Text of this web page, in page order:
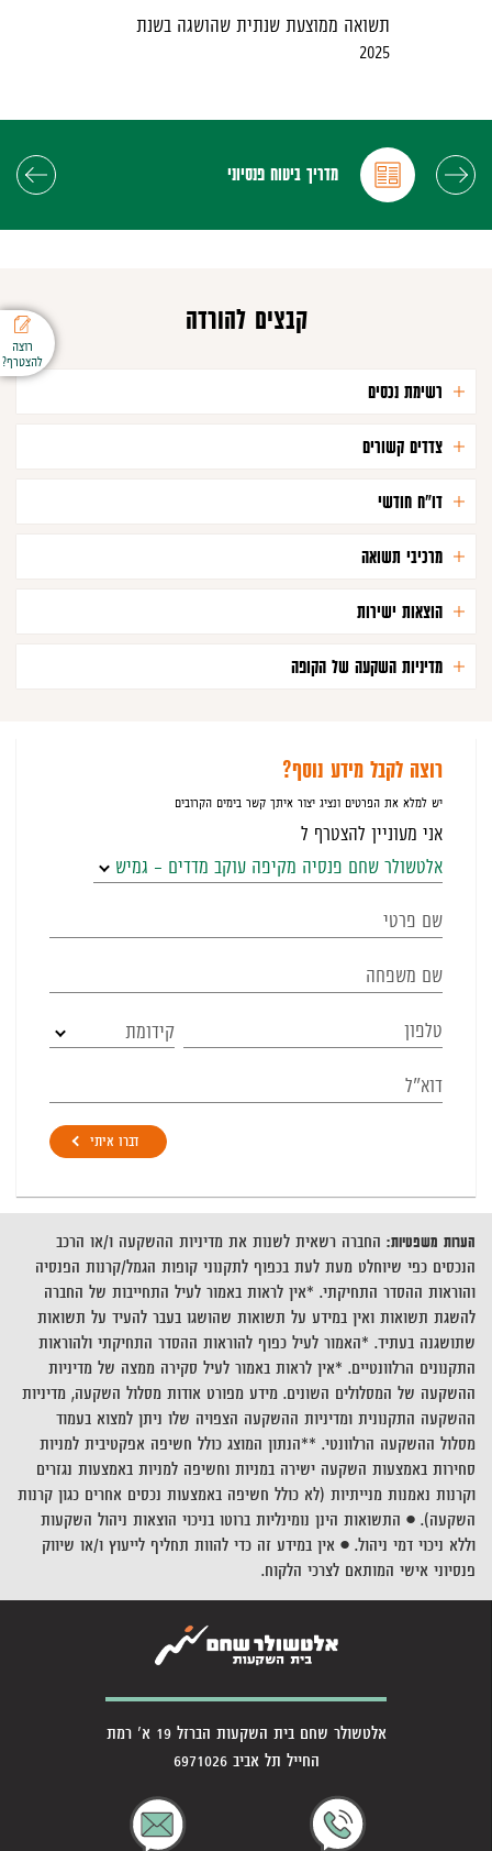
רוצה
להצטרף?
תשואה ממוצעת שנתית שהושגה בשנת
2025
משנה
מדריך ביטוח פנסיוני
קבצים להורדה
רשימת נכסים
צדדים קשורים
דו"ח חודשי
מרכיבי תשואה
הוצאות ישירות
מדיניות השקעה של הקופה
רוצה לקבל מידע נוסף?
יש למלא את הפרטים ונציג יצור איתך קשר בימים הקרובים
אני מעוניין להצטרף ל
אלטשולר שחם פנסיה מקיפה עוקב מדדים – גמיש
קידומת
דברו איתי
הערות משפטיות: החברה רשאית לשנות את מדיניות ההשקעה ו/או הרכב
הנכסים כפי שיוחלט מעת לעת בכפוף לתקנוני קופות הגמל/קרנות הפנסיה
והוראות ההסדר התחיקתי. *אין לראות באמור לעיל התחייבות של החברה
להשגת תשואות ואין במידע על תשואות שהושגו בעבר להעיד על תשואות
שתושגנה בעתיד. *האמור לעיל כפוף להוראות ההסדר התחיקתי ולהוראות
התקנונים הרלוונטיים. *אין לראות באמור לעיל סקירה ממצה של מדיניות
ההשקעה של המסלולים השונים. מידע מפורט אודות מסלול השקעה, מדיניות
ההשקעה התקנונית ומדיניות ההשקעה הצפויה שלו ניתן למצוא בעמוד
מסלול ההשקעה הרלוונטי. **הנתון המוצג כולל חשיפה אפקטיבית למניות
סחירות באמצעות השקעה ישירה במניות וחשיפה למניות באמצעות נגזרים
וקרנות נאמנות מנייתיות (לא כולל חשיפה באמצעות נכסים אחרים כגון קרנות
השקעה). • התשואות הינן נומינליות ברוטו בניכוי הוצאות ניהול השקעות
וללא ניכוי דמי ניהול. • אין במידע זה כדי להוות תחליף לייעוץ ו/או שיווק
פנסיוני אישי המותאם לצרכי הלקוח.
אלטשולר שחם בית השקעות הברזל 19 א' רמת
החייל תל אביב 6971026